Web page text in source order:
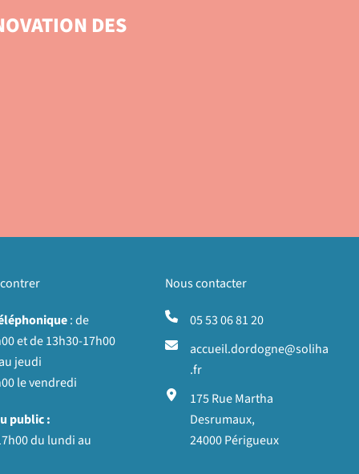
DES
: de
et de 13h30-17h00
jeudi
le vendredi
public :
du lundi au
Nous contacter
05 53 06 81 20
accueil.dordogne@soliha
.fr
175 Rue Martha
Desrumaux,
24000 Périgueux